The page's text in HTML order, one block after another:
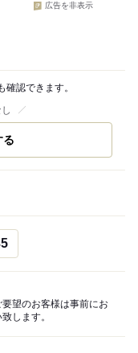
広告を非表示
認できます。
る
望のお客様は事前にお
します。